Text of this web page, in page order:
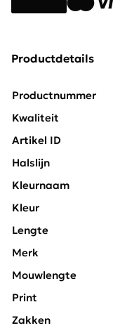
Productdetails
Productnummer
Kwaliteit
Artikel ID
Halslijn
Kleurnaam
Kleur
Lengte
Merk
Mouwlengte
Print
Zakken